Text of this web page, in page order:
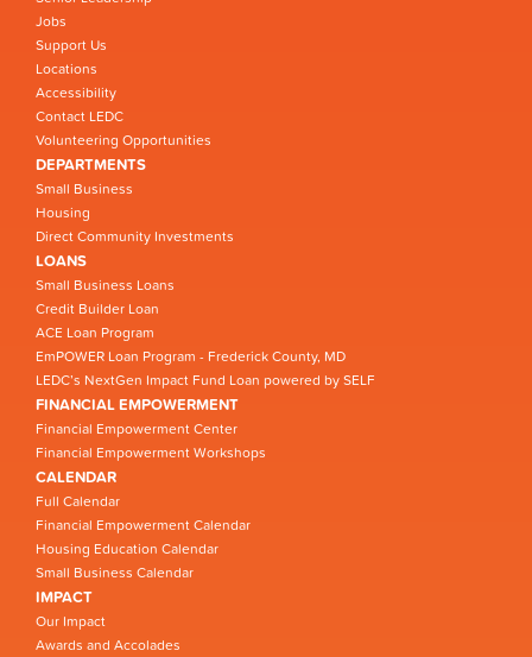
Jobs
Support Us
Locations
Accessibility
Contact LEDC
Volunteering Opportunities
DEPARTMENTS
Small Business
Housing
Direct Community Investments
LOANS
Small Business Loans
Credit Builder Loan
ACE Loan Program
EmPOWER Loan Program - Frederick County, MD
LEDC’s NextGen Impact Fund Loan powered by SELF
FINANCIAL EMPOWERMENT
Financial Empowerment Center
Financial Empowerment Workshops
CALENDAR
Full Calendar
Financial Empowerment Calendar
Housing Education Calendar
Small Business Calendar
IMPACT
Our Impact
Awards and Accolades